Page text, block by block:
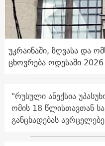
უკრაინაში, ზღვასა და
ცხოვრება ოდესაში
"რუსული ანექსია
ომის 18 წლისთავთან
განცხადებას